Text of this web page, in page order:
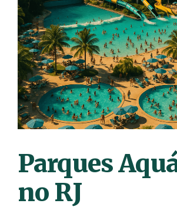
Parques
no RJ